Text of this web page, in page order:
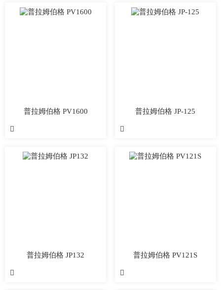
普拉姆伯格 PV1600

普拉姆伯格 JP-125

普拉姆伯格 JP132

普拉姆伯格 PV121S
